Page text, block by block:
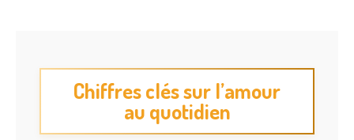
Chiffres clés sur l’amour
au quotidien